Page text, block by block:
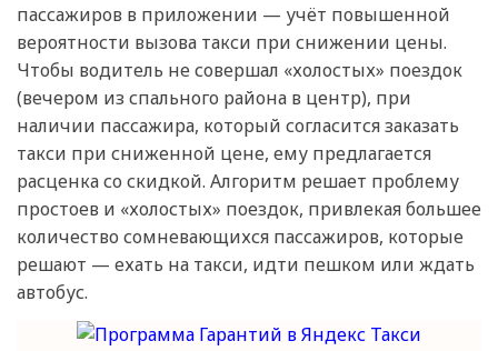
пассажиров в приложении — учёт повышенной
вероятности вызова такси при снижении цены.
Чтобы водитель не совершал «холостых» поездок
(вечером из спального района в центр), при
наличии пассажира, который согласится заказать
такси при сниженной цене, ему предлагается
расценка со скидкой. Алгоритм решает проблему
простоев и «холостых» поездок, привлекая большее
количество сомневающихся пассажиров, которые
решают — ехать на такси, идти пешком или ждать
автобус.